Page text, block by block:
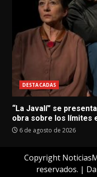
DESTACADAS
“La Javalí” se
obra sobre los límites
6 de agosto de 2026
Copyright
reservados. |